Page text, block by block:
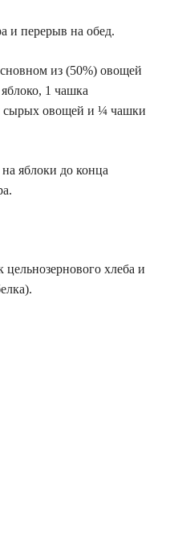
и перерыв на обед.
из (50%) овощей
1 чашка
сырых овощей и ¼ чашки
яблоки до конца
хлеба и